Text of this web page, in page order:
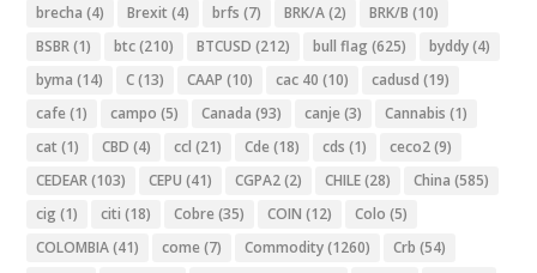
brecha (4) Brexit (4) brfs (7) BRK/A(2) BRK/B (10)
BSBR(1) btc(210) BTCUSD (212) bull flag (625) byddy(4)
byma (14) C(13) CAAP (10) cac 40 (10) cadusd (19)
cafe (1) campo (5) Canada (93) canje (3) Cannabis (1)
cat (1) CBD (4) ccl (21) Cde (18) cds (1) ceco2(9)
CEDEAR(103) CEPU (41) CGPA2(2) CHILE(28) China (585)
cig (1) citi (18) Cobre (35) COIN (12) Colo (5)
COLOMBIA(41) come (7) Commodity(1260) Crb (54)